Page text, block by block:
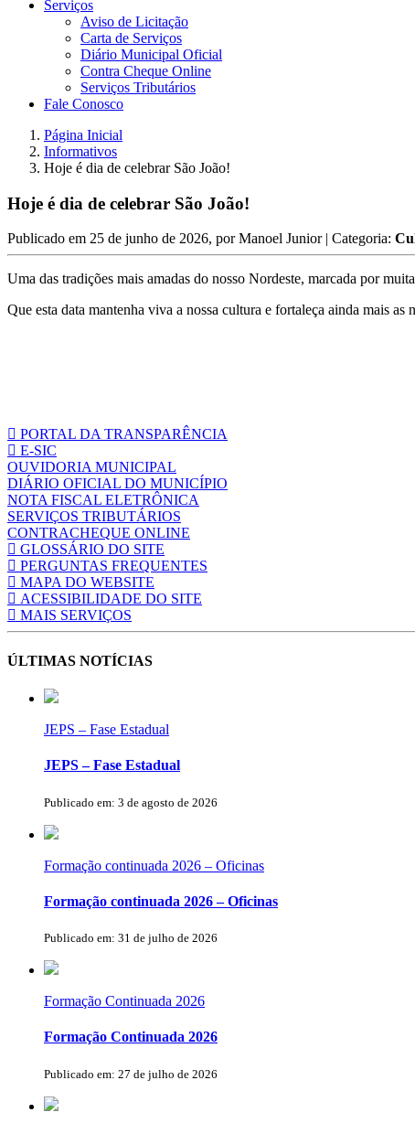
Serviços
Aviso de Licitação
Carta de Serviços
Diário Municipal Oficial
Contra Cheque Online
Serviços Tributários
Fale Conosco
Página Inicial
Informativos
Hoje é dia de celebrar São João!
Hoje é dia de celebrar São João!
Publicado em 25 de junho de 2026, porManoel Junior | Categoria:
Uma das tradições mais amadas do nosso Nordeste, marcada por
Que esta data mantenha viva a nossa cultura e fortaleça ainda mais as
PORTAL DA TRANSPARÊNCIA
E-SIC
OUVIDORIA MUNICIPAL
DIÁRIO OFICIAL DO MUNICÍPIO
NOTA FISCAL ELETRÔNICA
SERVIÇOS TRIBUTÁRIOS
CONTRACHEQUE ONLINE
GLOSSÁRIO DO SITE
PERGUNTAS FREQUENTES
MAPA DO WEBSITE
ACESSIBILIDADE DO SITE
MAIS SERVIÇOS
ÚLTIMAS NOTÍCIAS
JEPS – Fase Estadual
JEPS – Fase Estadual
Publicado em: 3 de agosto de 2026
Formação continuada 2026 – Oficinas
Formação continuada 2026 – Oficinas
Publicado em: 31 de julho de 2026
Formação Continuada 2026
Formação Continuada 2026
Publicado em: 27 de julho de 2026